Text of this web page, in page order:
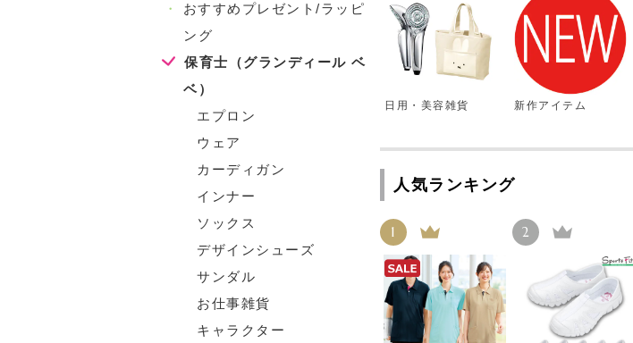
・
おすすめプレゼント/ラッピ
ング
保育士（グランディール ベ
ベ）
エプロン
ウェア
カーディガン
インナー
ソックス
デザインシューズ
サンダル
お仕事雑貨
キャラクター
日用・美容雑貨 新作アイテム
人気ランキング
1 2